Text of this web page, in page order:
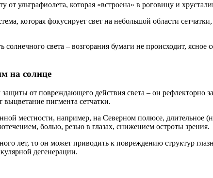
ультрафиолета, которая «встроена» в роговицу и
которая фокусирует свет на небольшой области
света – возгорания бумаги не происходит,
на солнце
от повреждающего действия света – он рефлекторно
пигмента сетчатки.
местности, например, на Северном полюсе, длительное
болью, резью в глазах, снижением остроты зрения.
лет, то он может приводить к повреждению структур
дегенерации.